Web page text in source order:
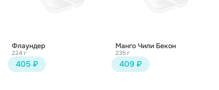
Флаундер
224 г
405 ₽
Манго Чили Бекон
235 г
409 ₽